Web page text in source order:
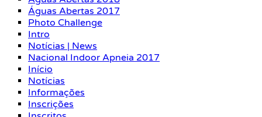
Águas Abertas 2017
Photo Challenge
Intro
Notícias | News
Nacional Indoor Apneia 2017
Início
Notícias
Informações
Inscrições